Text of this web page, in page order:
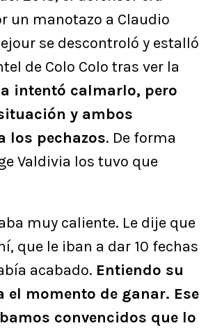
un manotazo a Claudio
se descontroló y estalló
de Colo Colo tras ver la
intentó calmarlo, pero
y ambos
los pechazos. De forma
Valdivia los tuvo que
muy caliente. Le dije que
que le iban a dar 10 fechas
acabado. Entiendo su
el momento de ganar. Ese
convencidos que lo